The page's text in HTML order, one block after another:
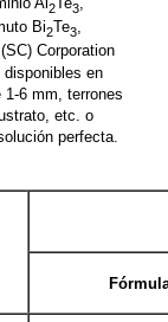
2 3
Bi2Te3
Corporation
en
6 mm, terrones
etc. o
perfecta.